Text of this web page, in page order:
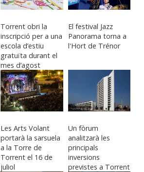
Torrent obri la
inscripció per a una
escola d’estiu
gratuïta durant el
mes d’agost
El festival Jazz
Panorama torna a
l'Hort de Trénor
Les Arts Volant
portarà la sarsuela
a la Torre de
Torrent el 16 de
juliol
Un fòrum
analitzarà les
principals
inversions
previstes a Torrent